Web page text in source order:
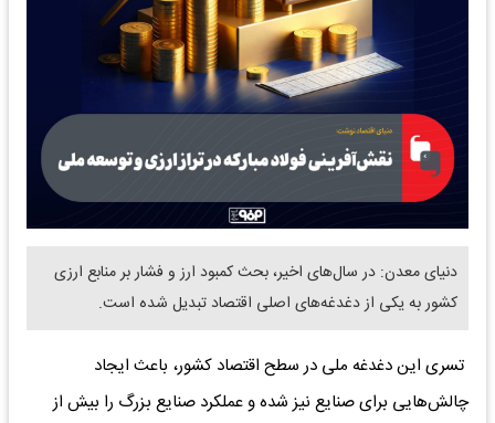
دنیای معدن: در سال‌های اخیر، بحث کمبود ارز و فشار بر منابع ارزی
کشور به یکی از دغدغه‌های اصلی اقتصاد تبدیل شده است.
تسری این دغدغه ملی در سطح اقتصاد کشور، باعث ایجاد
چالش‌هایی برای صنایع نیز شده و عملکرد صنایع بزرگ را بیش از